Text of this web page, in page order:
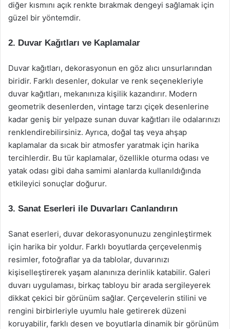
diğer kısmını açık renkte bırakmak dengeyi sağlamak için
güzel bir yöntemdir.
2. Duvar Kağıtları ve Kaplamalar
Duvar kağıtları, dekorasyonun en göz alıcı unsurlarından
biridir. Farklı desenler, dokular ve renk seçenekleriyle
duvar kağıtları, mekanınıza kişilik kazandırır. Modern
geometrik desenlerden, vintage tarzı çiçek desenlerine
kadar geniş bir yelpaze sunan duvar kağıtları ile odalarınızı
renklendirebilirsiniz. Ayrıca, doğal taş veya ahşap
kaplamalar da sıcak bir atmosfer yaratmak için harika
tercihlerdir. Bu tür kaplamalar, özellikle oturma odası ve
yatak odası gibi daha samimi alanlarda kullanıldığında
etkileyici sonuçlar doğurur.
3. Sanat Eserleri ile Duvarları Canlandırın
Sanat eserleri, duvar dekorasyonunuzu zenginleştirmek
için harika bir yoldur. Farklı boyutlarda çerçevelenmiş
resimler, fotoğraflar ya da tablolar, duvarınızı
kişiselleştirerek yaşam alanınıza derinlik katabilir. Galeri
duvarı uygulaması, birkaç tabloyu bir arada sergileyerek
dikkat çekici bir görünüm sağlar. Çerçevelerin stilini ve
rengini birbirleriyle uyumlu hale getirerek düzeni
koruyabilir, farklı desen ve boyutlarla dinamik bir görünüm